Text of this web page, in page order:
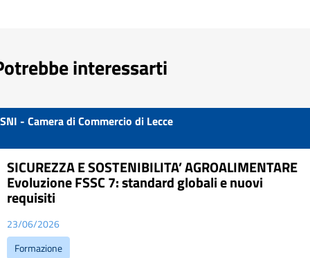
interessarti
SNI - Camera di Commercio di Lecce
SICUREZZA E SOSTENIBILITA’ AGROALIMENTARE
Evoluzione FSSC 7: standard globali e nuovi
requisiti
23/06/2026
Formazione